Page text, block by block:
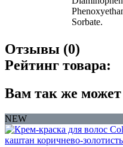
Sorbate.
Отзывы (0)
Рейтинг товара:
Вам так же может
NEW